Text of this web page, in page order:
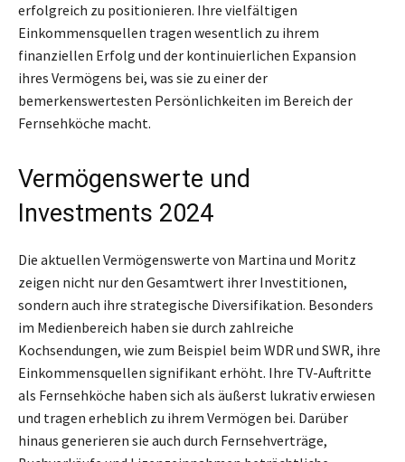
erfolgreich zu positionieren. Ihre vielfältigen
Einkommensquellen tragen wesentlich zu ihrem
finanziellen Erfolg und der kontinuierlichen Expansion
ihres Vermögens bei, was sie zu einer der
bemerkenswertesten Persönlichkeiten im Bereich der
Fernsehköche macht.
Vermögenswerte und
Investments 2024
Die aktuellen Vermögenswerte von Martina und Moritz
zeigen nicht nur den Gesamtwert ihrer Investitionen,
sondern auch ihre strategische Diversifikation. Besonders
im Medienbereich haben sie durch zahlreiche
Kochsendungen, wie zum Beispiel beim WDR und SWR, ihre
Einkommensquellen signifikant erhöht. Ihre TV-Auftritte
als Fernsehköche haben sich als äußerst lukrativ erwiesen
und tragen erheblich zu ihrem Vermögen bei. Darüber
hinaus generieren sie auch durch Fernsehverträge,